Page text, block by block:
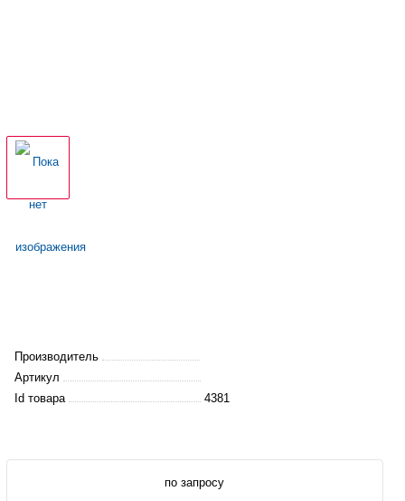
Производитель
Артикул
Id товара
4381
по запросу